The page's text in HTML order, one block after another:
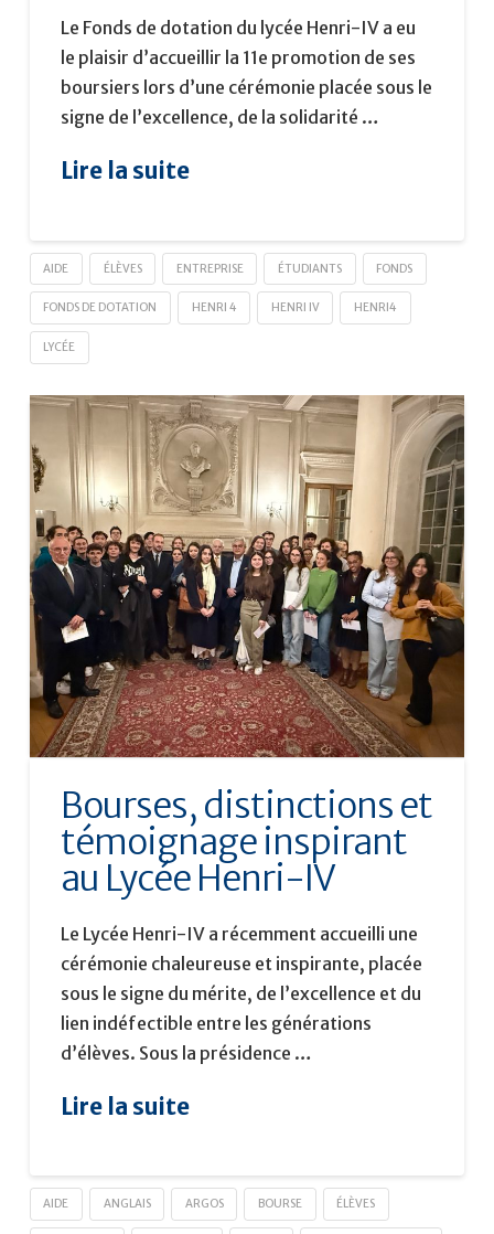
Le Fonds de dotation du lycée Henri-IV a eu
le plaisir d’accueillir la 11e promotion de ses
boursiers lors d’une cérémonie placée sous le
signe de l’excellence, de la solidarité …
Lire la suite
AIDE ÉLÈVES ENTREPRISE ÉTUDIANTS FONDS
FONDS DE DOTATION HENRI 4 HENRI IV HENRI4
LYCÉE
Bourses, distinctions et
témoignage inspirant
au Lycée Henri-IV
Le Lycée Henri-IV a récemment accueilli une
cérémonie chaleureuse et inspirante, placée
sous le signe du mérite, de l’excellence et du
lien indéfectible entre les générations
d’élèves. Sous la présidence …
Lire la suite
AIDE ANGLAIS ARGOS BOURSE ÉLÈVES